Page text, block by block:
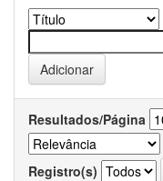
Resultados/Página
Registro(s)